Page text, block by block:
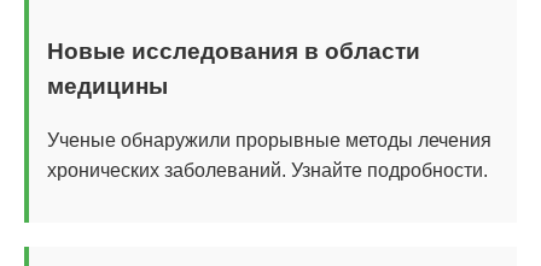
Новые исследования в области
медицины
Ученые обнаружили прорывные методы лечения
хронических заболеваний. Узнайте подробности.